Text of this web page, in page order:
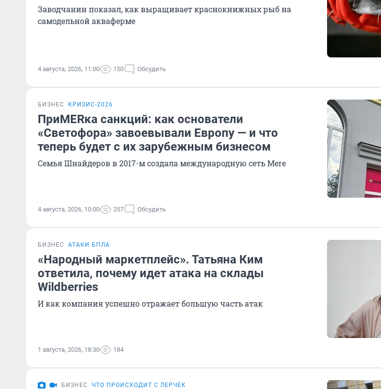
Заводчанин показал, как выращивает краснокнижных рыб на
самодельной акваферме
4 августа, 2026, 11:00 150 Обсудить
БИЗНЕС КРИЗИС-2026
ПриMERка санкций: как основатели
«Светофора» завоевывали Европу — и что
теперь будет с их зарубежным бизнесом
Семья Шнайдеров в 2017-м создала международную сеть Mere
4 августа, 2026, 10:00 257 Обсудить
БИЗНЕС АТАКИ БПЛА
«Народный маркетплейс». Татьяна Ким
ответила, почему идет атака на склады
Wildberries
И как компания успешно отражает большую часть атак
1 августа, 2026, 18:30 184
БИЗНЕС ЧТО ПРОИСХОДИТ С ЛЕРЧЕК